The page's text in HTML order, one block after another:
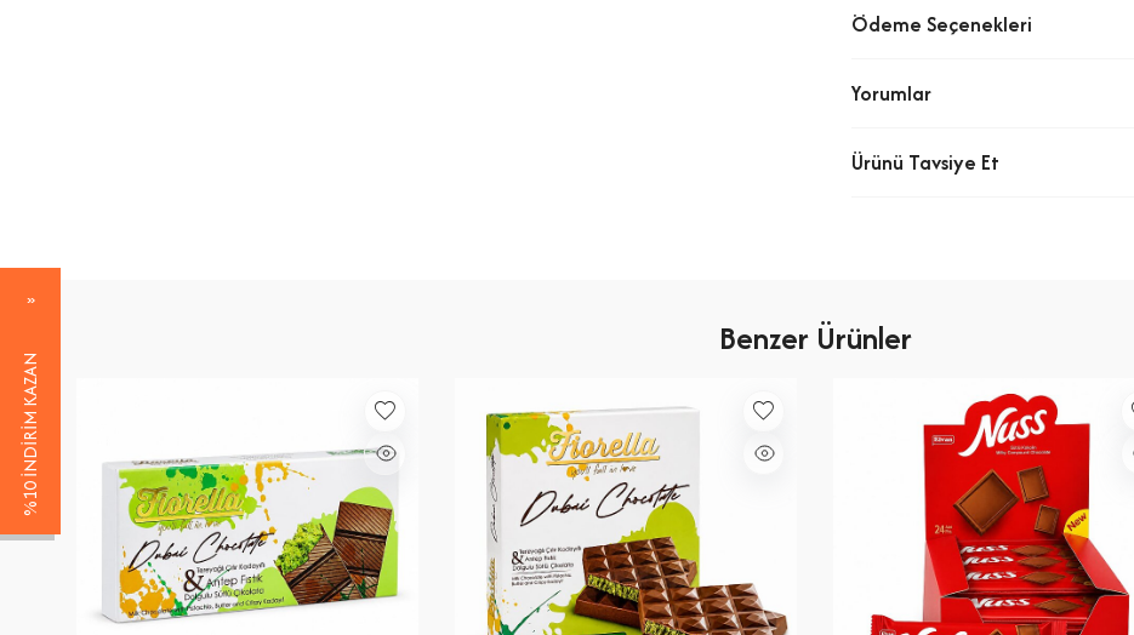
%10 İNDİRİM KAZAN
Menşei: Türkiye
Ağırlık
Ödeme Seçenekleri
Yorumlar
Ürünü Tavsiye Et
Benzer Ürünler